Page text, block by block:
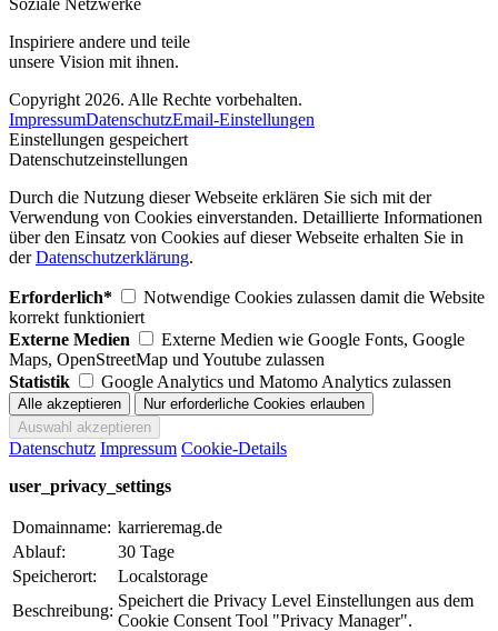
Inspiriere andere und teile
unsere Vision mit ihnen.
Copyright 2026. Alle Rechte vorbehalten.
ImpressumDatenschutzEmail-Einstellungen
Einstellungen gespeichert
Datenschutzeinstellungen
Durch die Nutzung dieser Webseite erklären Sie sich mit der
Verwendung von Cookies einverstanden. Detaillierte Informationen
über den Einsatz von Cookies auf dieser Webseite erhalten Sie in
derDatenschutzerklärung.
Erforderlich*
Notwendige Cookies zulassen damit die Website
korrekt funktioniert
Externe Medien
Externe Medien wie Google Fonts, Google
Maps, OpenStreetMap und Youtube zulassen
Statistik
Google Analytics und Matomo Analytics zulassen
Datenschutz Impressum Cookie-Details
user_privacy_settings
Domainname: karrieremag.de
Ablauf:
30 Tage
Speicherort:
Localstorage
Beschreibung:
Speichert die Privacy Level Einstellungen aus dem
Cookie Consent Tool "Privacy Manager".